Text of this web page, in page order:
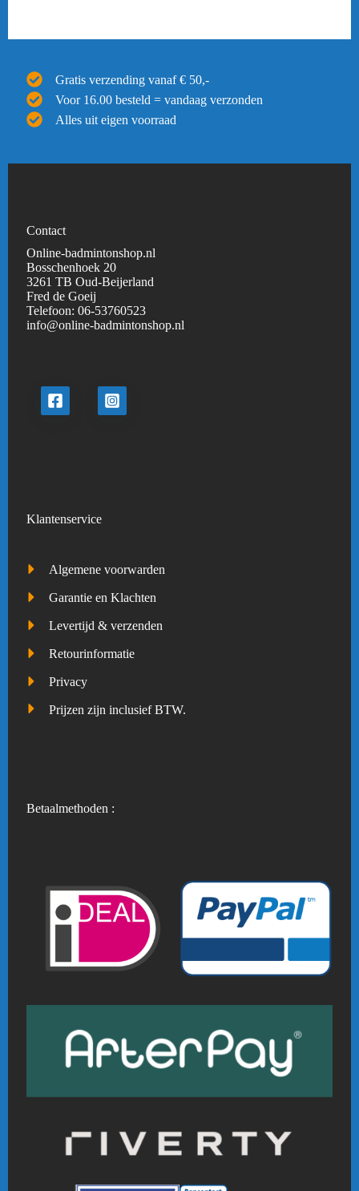
Gratis verzending vanaf € 50,-
Voor 16.00 besteld = vandaag verzonden
Alles uit eigen voorraad
Contact
Online-badmintonshop.nl
Bosschenhoek 20
3261 TB Oud-Beijerland
Fred de Goeij
Telefoon:06-53760523
info@online-badmintonshop.nl
Klantenservice
Algemene voorwarden
Garantie en Klachten
Levertijd & verzenden
Retourinformatie
Privacy
Prijzen zijn inclusief BTW.
Betaalmethoden :